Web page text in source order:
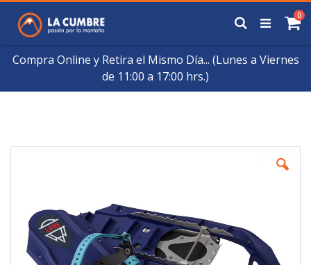
Compra Online y Retira el Mismo Día... (Lunes a Viernes
de 11:00 a 17:00 hrs.)
Contenido
0
Buscar
images
gallery